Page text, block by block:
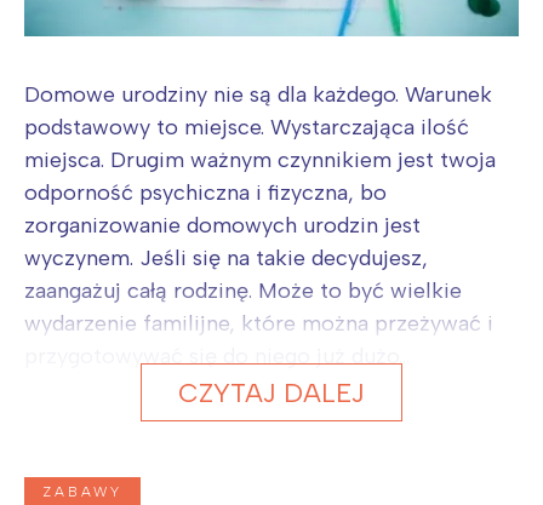
Domowe urodziny nie są dla każdego. Warunek
podstawowy to miejsce. Wystarczająca ilość
miejsca. Drugim ważnym czynnikiem jest twoja
odporność psychiczna i fizyczna, bo
zorganizowanie domowych urodzin jest
wyczynem. Jeśli się na takie decydujesz,
zaangażuj całą rodzinę. Może to być wielkie
wydarzenie familijne, które można przeżywać i
CZYTAJ DALEJ
ZABAWY